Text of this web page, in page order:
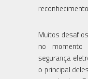
Muitos
no
segurança
o principal